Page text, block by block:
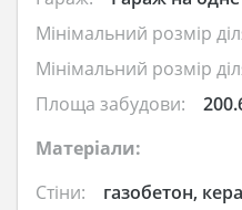
Мінімальний розмір
Мінімальний розмір
Площа забудови:
Матеріали:
Стіни:
газобетон,